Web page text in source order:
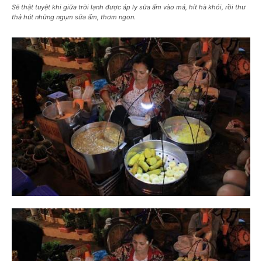
Sẽ thật tuyệt khi giữa trời lạnh được áp ly sữa ấm vào má, hít hà khói, rồi thư
thả hút những ngụm sữa ấm, thơm ngon.